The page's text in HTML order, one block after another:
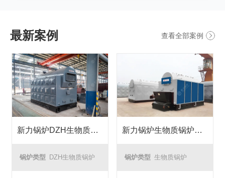
最新案例 查看全部案例
新力锅炉DZH生物质锅炉在纺织厂能源转化中的成功应用
锅炉类型 DZH生物质锅炉
新力锅炉生物质锅炉纺织厂能源转换项目
锅炉类型 生物质锅炉